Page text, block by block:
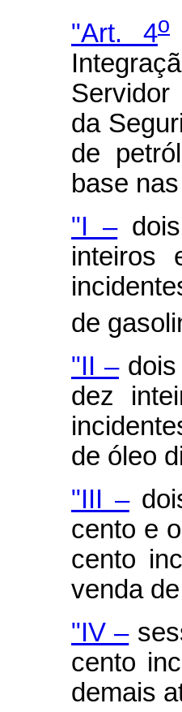
"Art. 4o
Servidor
da
de
base
"I –dois
inteiros
de
"II –dois
dez
de óleo
"III –
cento e
cento
venda
"IV –
cento
demais